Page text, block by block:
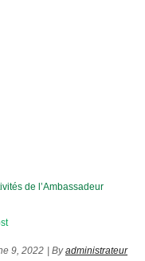
de l’Ambassadeur
9, 2022 By administrateur